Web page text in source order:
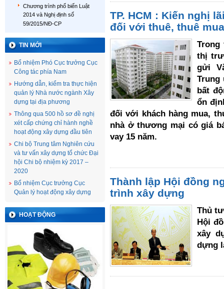
Chương trình phổ biến Luật
2014 và Nghị định số
59/2015/NĐ-CP
TIN MỚI
Bổ nhiệm Phó Cục trưởng Cục
Công tác phía Nam
Hướng dẫn, kiểm tra thực hiện
quản lý Nhà nước ngành Xây
dựng tại địa phương
Thông qua 500 hồ sơ đề nghị
xét cấp chứng chỉ hành nghề
hoạt động xây dựng đầu tiên
Chi bộ Trung tâm Nghiên cứu
và tư vấn xây dựng tổ chức Đại
hội Chi bộ nhiệm kỳ 2017 –
2020
Bổ nhiệm Cục trưởng Cục
Quản lý hoạt động xây dựng
HOẠT ĐỘNG
TP. HCM : Kiến nghị
đối với thuê, thuê
Trong
thị
gửi
Trung
bất
ổn
đối với khách hàng mua,
nhà ở thương mại có giá
vay 15 năm.
Thành lập Hội đồng
trình xây dựng
Thủ
Hội
xây
dựng